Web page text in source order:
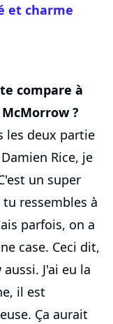
et charme
compare à
?
les deux partie
Rice, je
un super
ressembles à
parfois, on a
case. Ceci dit,
J'ai eu la
il est
Ça aurait